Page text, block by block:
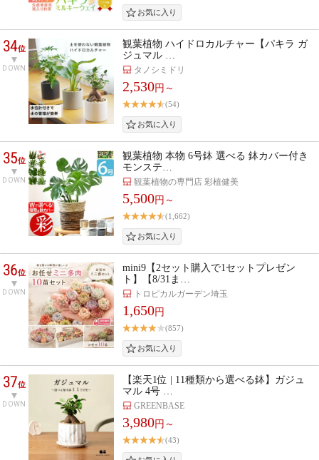
34位
DOWN
観葉植物 ハイドロカルチャー【パキラ ガ
ジュマル …
タノシミドリ
2,530円～
(54)
35位
DOWN
観葉植物 本物 6号鉢 選べる 鉢カバー付き
モンステ…
観葉植物の専門店 彩植健美
5,500円～
(1,662)
36位
DOWN
mini9【2セット購入で1セットプレゼン
ト】【8/31ま…
トロピカルガーデン埼玉
1,650円
(857)
37位
DOWN
【楽天1位 | 11種類から選べる鉢】ガジュ
マル 4号 …
GREENBASE
3,980円～
(43)